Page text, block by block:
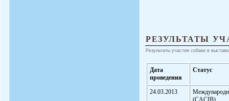
РЕЗУЛЬТАТЫ
Результаты участия собаки в
Дата
проведения
Статус
24.03.2013
(CACIB)